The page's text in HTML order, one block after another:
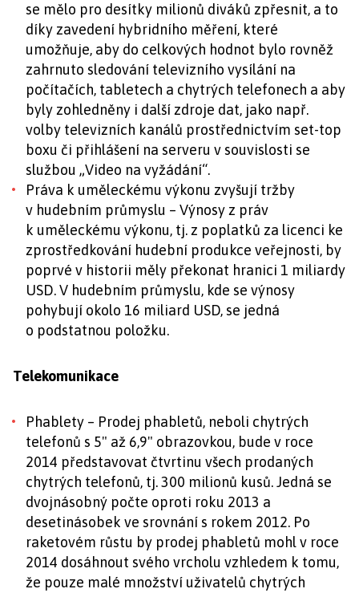
se mělo pro desítky milionů diváků zpřesnit, a to
díky zavedení hybridního měření, které
umožňuje, aby do celkových hodnot bylo rovněž
zahrnuto sledování televizního vysílání na
počítačích, tabletech a chytrých telefonech a aby
byly zohledněny i další zdroje dat, jako např.
volby televizních kanálů prostřednictvím set-top
boxu či přihlášení na serveru v souvislosti se
službou „Video na vyžádání“.
Práva k uměleckému výkonu zvyšují tržby
v hudebním průmyslu – Výnosy z práv
k uměleckému výkonu, tj. z poplatků za licenci ke
zprostředkování hudební produkce veřejnosti, by
poprvé v historii měly překonat hranici 1 miliardy
USD. V hudebním průmyslu, kde se výnosy
pohybují okolo 16 miliard USD, se jedná
o podstatnou položku.
Telekomunikace
Phablety – Prodej phabletů, neboli chytrých
telefonů s 5" až 6,9" obrazovkou, bude v roce
2014 představovat čtvrtinu všech prodaných
chytrých telefonů, tj. 300 milionů kusů. Jedná se
dvojnásobný počte oproti roku 2013 a
desetinásobek ve srovnání s rokem 2012. Po
raketovém růstu by prodej phabletů mohl v roce
2014 dosáhnout svého vrcholu vzhledem k tomu,
že pouze malé množství uživatelů chytrých